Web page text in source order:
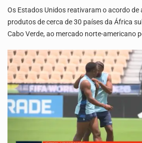
Os Estados Unidos reativaram o acordo de
produtos de cerca de 30 países da África
Cabo Verde, ao mercado norte-americano